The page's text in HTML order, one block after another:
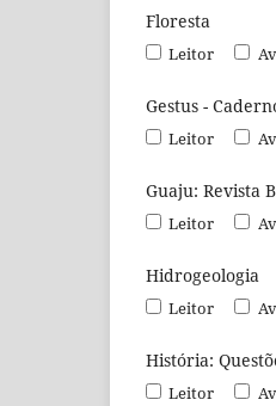
Floresta
Leitor
Gestus -
Leitor
Guaju: Revista
Leitor
Hidrogeologia
Leitor
História:
Leitor